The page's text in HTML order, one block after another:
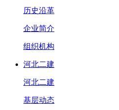
历史沿革
企业简介
组织机构
河北二建
河北二建
基层动态